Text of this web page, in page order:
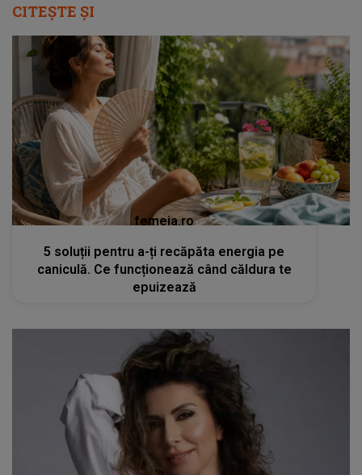
CITEȘTE ȘI
femeia.ro
5 soluții pentru a-ți recăpăta energia pe
caniculă. Ce funcționează când căldura te
epuizează